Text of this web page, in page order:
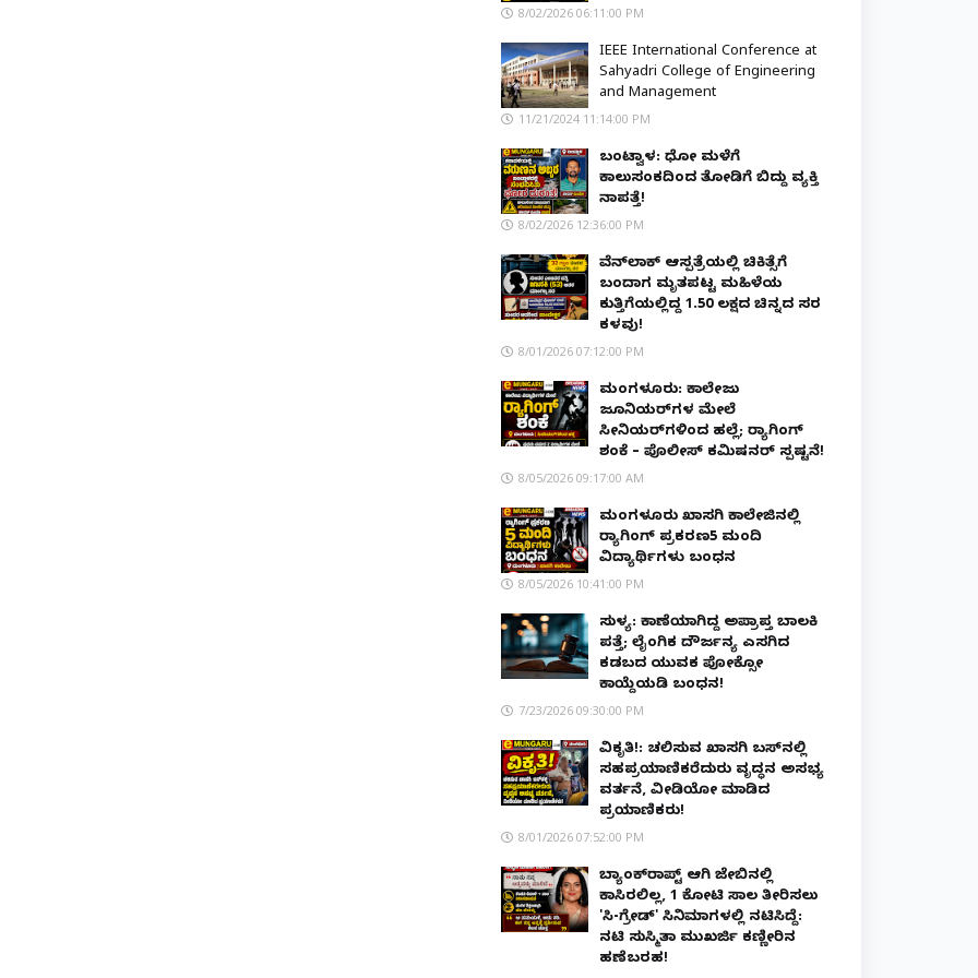
8/02/2026 06:11:00 PM
IEEE International Conference at
Sahyadri College of Engineering
and Management
11/21/2024 11:14:00 PM
ಬಂಟ್ವಾಳ: ಧೋ ಮಳೆಗೆ
ಕಾಲುಸಂಕದಿಂದ ತೋಡಿಗೆ ಬಿದ್ದು ವ್ಯಕ್ತಿ
ನಾಪತ್ತೆ!
8/02/2026 12:36:00 PM
ವೆನ್‌ಲಾಕ್ ಆಸ್ಪತ್ರೆಯಲ್ಲಿ ಚಿಕಿತ್ಸೆಗೆ
ಬಂದಾಗ ಮೃತಪಟ್ಟ ಮಹಿಳೆಯ
ಕುತ್ತಿಗೆಯಲ್ಲಿದ್ದ ₹1.50 ಲಕ್ಷದ ಚಿನ್ನದ ಸರ
ಕಳವು!
8/01/2026 07:12:00 PM
ಮಂಗಳೂರು: ಕಾಲೇಜು
ಜೂನಿಯರ್‌ಗಳ ಮೇಲೆ
ಸೀನಿಯರ್‌ಗಳಿಂದ ಹಲ್ಲೆ; ರ‌್ಯಾಗಿಂಗ್
ಶಂಕೆ – ಪೊಲೀಸ್ ಕಮಿಷನರ್ ಸ್ಪಷ್ಟನೆ!
8/05/2026 09:17:00 AM
ಮಂಗಳೂರು ಖಾಸಗಿ ಕಾಲೇಜಿನಲ್ಲಿ
ರ‌್ಯಾಗಿಂಗ್ ಪ್ರಕರಣ5 ಮಂದಿ
ವಿದ್ಯಾರ್ಥಿಗಳು ಬಂಧನ
8/05/2026 10:41:00 PM
ಸುಳ್ಯ: ಕಾಣೆಯಾಗಿದ್ದ ಅಪ್ರಾಪ್ತ ಬಾಲಕಿ
ಪತ್ತೆ; ಲೈಂಗಿಕ ದೌರ್ಜನ್ಯ ಎಸಗಿದ
ಕಡಬದ ಯುವಕ ಪೋಕ್ಸೋ
ಕಾಯ್ದೆಯಡಿ ಬಂಧನ!
7/23/2026 09:30:00 PM
ವಿಕೃತಿ!: ಚಲಿಸುವ ಖಾಸಗಿ ಬಸ್‌ನಲ್ಲಿ
ಸಹಪ್ರಯಾಣಿಕರೆದುರು ವೃದ್ಧನ ಅಸಭ್ಯ
ವರ್ತನೆ, ವೀಡಿಯೋ ಮಾಡಿದ
ಪ್ರಯಾಣಿಕರು!
8/01/2026 07:52:00 PM
ಬ್ಯಾಂಕ್‌ರಾಪ್ಟ್‌ ಆಗಿ ಜೇಬಿನಲ್ಲಿ
ಕಾಸಿರಲಿಲ್ಲ, ₹1 ಕೋಟಿ ಸಾಲ ತೀರಿಸಲು
'ಸಿ-ಗ್ರೇಡ್' ಸಿನಿಮಾಗಳಲ್ಲಿ ನಟಿಸಿದ್ದೆ:
ನಟಿ ಸುಸ್ಮಿತಾ ಮುಖರ್ಜಿ ಕಣ್ಣೀರಿನ
ಹಣೆಬರಹ!